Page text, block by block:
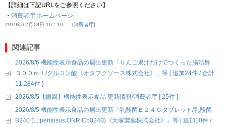
【詳細は下記URLをご参照ください】
・ 消費者庁 ホームページ
2019年12月18日 16：10 消費者庁
関連記事
2026/8/6 機能性表示食品の届出更新「りんご果汁だけでつくった腸活酢
３００ｍｌ/グルコン酸《オタフクソース株式会社》」等 [ 追加24件 / 合計
11,284件 ]
2026/8/5【撤回】機能性表示食品 更新情報/消費者庁 [ 25件 ]
2026/8/5 機能性表示食品の届出更新「乳酸菌Ｂ２４０タブレット/乳酸菌
B240 (L. pentosus ONRICb0240)《大塚製薬株式会社》」等 [ 追加10件 /